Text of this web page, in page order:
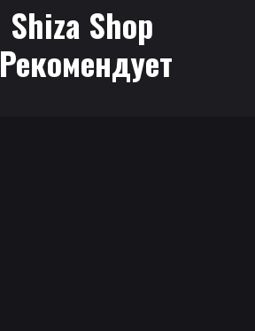
Shiza Shop
Рекомендует